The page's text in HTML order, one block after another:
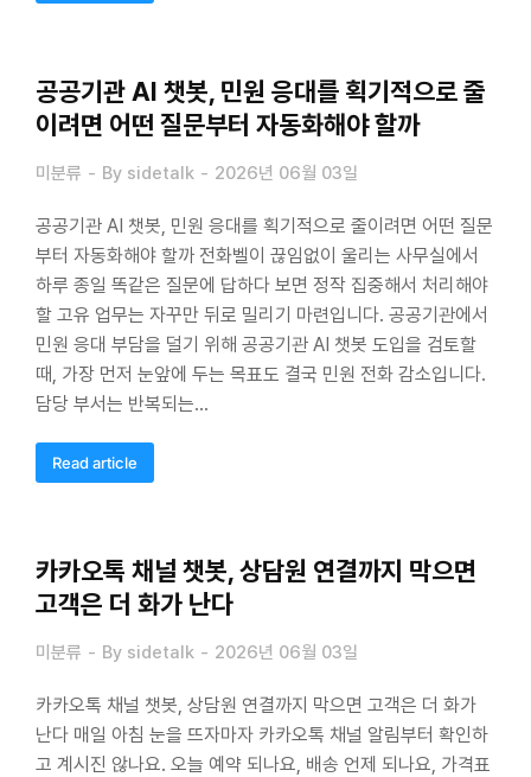
공공기관 AI 챗봇, 민원 응대를 획기적으로 줄
이려면 어떤 질문부터 자동화해야 할까
미분류 By sidetalk 2026년 06월 03일
공공기관 AI 챗봇, 민원 응대를 획기적으로 줄이려면 어떤 질문
부터 자동화해야 할까 전화벨이 끊임없이 울리는 사무실에서
하루 종일 똑같은 질문에 답하다 보면 정작 집중해서 처리해야
할 고유 업무는 자꾸만 뒤로 밀리기 마련입니다. 공공기관에서
민원 응대 부담을 덜기 위해 공공기관 AI 챗봇 도입을 검토할
때, 가장 먼저 눈앞에 두는 목표도 결국 민원 전화 감소입니다.
담당 부서는 반복되는…
Read article
카카오톡 채널 챗봇, 상담원 연결까지 막으면
고객은 더 화가 난다
미분류 By sidetalk 2026년 06월 03일
카카오톡 채널 챗봇, 상담원 연결까지 막으면 고객은 더 화가
난다 매일 아침 눈을 뜨자마자 카카오톡 채널 알림부터 확인하
고 계시진 않나요. 오늘 예약 되나요, 배송 언제 되나요, 가격표